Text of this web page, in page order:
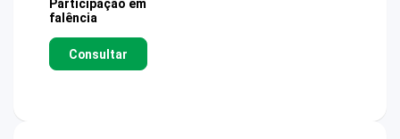
Participação em
falência
Consultar